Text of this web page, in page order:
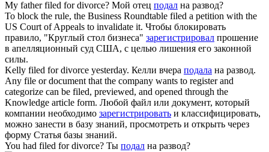
My fatherfiled for divorce? Мой отец подал на развод?
To block the rule, the Business Roundtable filed a petition with the
US Court of Appeals to invalidate it. Чтобы блокировать
правило, "Круглый стол бизнеса" зарегистрировал прошение
в апелляционный суд США, с целью лишения его законной
силы.
Kelly filed for divorce yesterday. Келли вчера подала на развод.
Any file or document that the company wants to register and
categorize can be filed, previewed, and opened through the
Knowledge article form. Любой файл или документ, который
компании необходимо зарегистрировать и классифицировать,
можно занести в базу знаний, просмотреть и открыть через
форму Статья базы знаний.
You had filed for divorce? Ты подал на развод?